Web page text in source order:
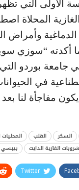
الأولى التي
المحلاة
الدماغية وأمراض
أكدته “سوزي
جامعة بوردو
في
مفاجأة لنا بعد
السكر القلب
الغازية الدايت بيبسي
Twitter